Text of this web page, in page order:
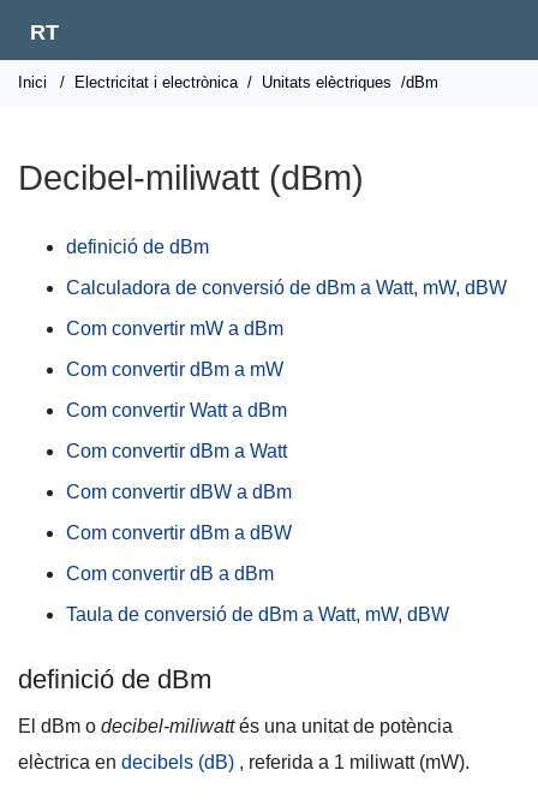
RT
Inici / Electricitat i electrònica / Unitats elèctriques /dBm
Decibel-miliwatt (dBm)
definició de dBm
Calculadora de conversió de dBm a Watt, mW, dBW
Com convertir mW a dBm
Com convertir dBm a mW
Com convertir Watt a dBm
Com convertir dBm a Watt
Com convertir dBW a dBm
Com convertir dBm a dBW
Com convertir dB a dBm
Taula de conversió de dBm a Watt, mW, dBW
definició de dBm
El dBm o decibel-miliwattés una unitat de potència
elèctrica en decibels (dB) , referida a 1 miliwatt (mW).